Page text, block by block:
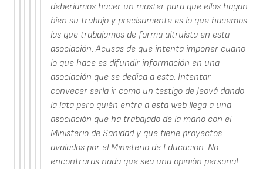
deberíamos hacer un master para que ellos hagan
bien su trabajo y precisamente es lo que hacemos
las que trabajamos de forma altruista en esta
asociación. Acusas de que intenta imponer cuano
lo que hace es difundir información en una
asociación que se dedica a esto. Intentar
convecer sería ir como un testigo de Jeová dando
la lata pero quién entra a esta web llega a una
asociación que ha trabajado de la mano con el
Ministerio de Sanidad y que tiene proyectos
avalados por el Ministerio de Educacion. No
encontraras nada que sea una opinión personal